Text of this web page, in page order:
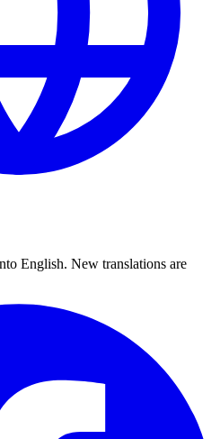
English. New translations are